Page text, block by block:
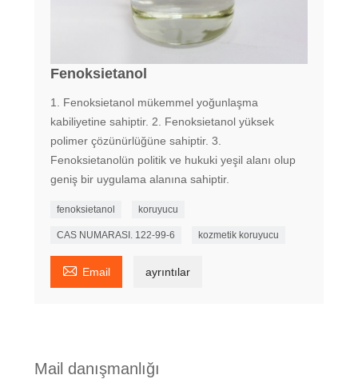
Fenoksietanol
1. Fenoksietanol mükemmel yoğunlaşma
kabiliyetine sahiptir. 2. Fenoksietanol yüksek
polimer çözünürlüğüne sahiptir. 3.
Fenoksietanolün politik ve hukuki yeşil alanı olup
geniş bir uygulama alanına sahiptir.
fenoksietanol koruyucu
CAS NUMARASI. 122-99-6 kozmetik koruyucu
 Email ayrıntılar
Mail danışmanlığı